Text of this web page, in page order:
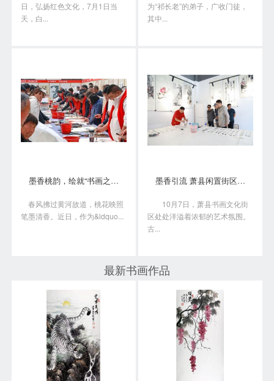
日，弘扬红色文化，7月1日当
天，白...
为“祁长老”的弟子，广收门徒，
其中...
墨香桃韵，绘就“书画之乡”新画卷
春风拂过黄河故道，桃花映照
笔墨清香。近日，作为&ldquo...
墨香引流 萧县闲置街区变身书画艺术聚落
10月7日，萧县书画文化街
区处处洋溢着浓郁的艺术氛围。
古...
最新书画作品